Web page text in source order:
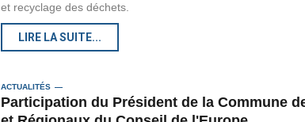
et recyclage des déchets.
LIRE LA SUITE...
ACTUALITÉS
Participation du Président de la Commune